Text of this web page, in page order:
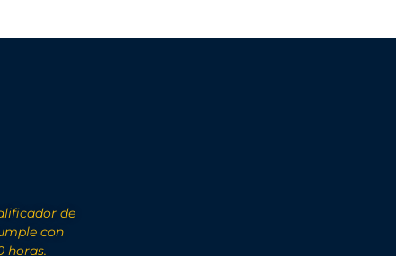
de
con
horas.